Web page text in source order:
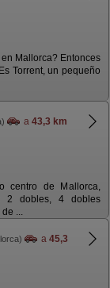
Mallorca? Entonces
Torrent, un pequeño
a 43,3 km
centro de Mallorca,
2 dobles, 4 dobles
...
a 45,3